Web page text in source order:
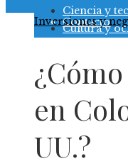
Contacto
Ciencia y
Cultura y
Inversiones y
en
UU.?